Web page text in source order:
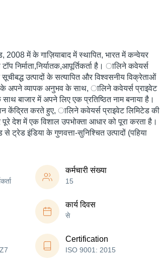
, 2008 में के गाज़ियाबाद में स्थापित, भारत में कन्वेयर
निर्माता,निर्यातक,आपूर्तिकर्ता है। ालिने कवेयर्स
उत्पादों के सत्यापित और विश्वसनीय विक्रेताओं
के अपने व्यापक अनुभव के साथ, ालिने कवेयर्स प्राइवेट
बाजार में अपने लिए एक प्रतिष्ठित नाम बनाया है।
केंद्रित करते हुए, ालिने कवेयर्स प्राइवेट लिमिटेड की
देश में एक विशाल उपभोक्ता आधार को पूरा करता है।
ट्रेड इंडिया के गुणवत्ता-सुनिश्चित उत्पादों (पहिया
कर्मचारी संख्या
15
कार्य दिवस
से
Certification
ISO 9001: 2015